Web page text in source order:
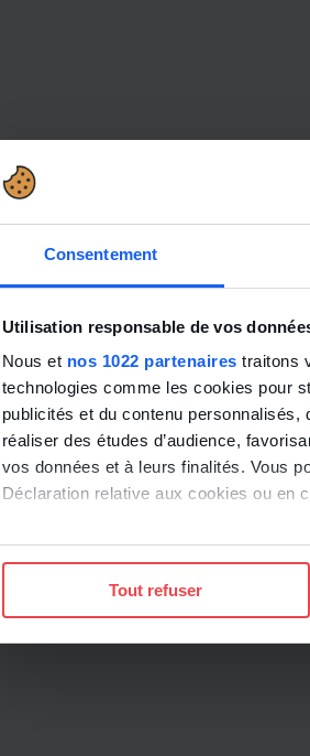
Consentement
Utilisation responsable de vos
Nous et nos 1022 partenaires traitons
technologies comme les cookies pour
publicités et du contenu
réaliser des études d’audience,
vos données et à leurs finalités. Vous
Déclaration relative aux cookies ou en
Si vous le permettez, nous aimerions
Identifier votre appareil en
Tout refuser